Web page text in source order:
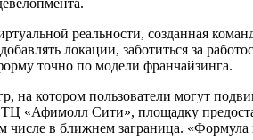
реальности, созданная
локации, заботиться за
точно по модели франчайзинга.
на котором пользователи могут
«Афимолл Сити», площадку
числе в ближнем заграница.